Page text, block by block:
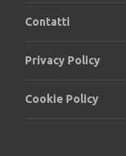
Contatti
Privacy Policy
Cookie Policy